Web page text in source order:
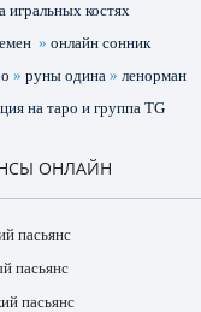
игральных костях
»онлайн сонник
»руны одина »ленорман
на таро и группа TG
ОНЛАЙН
пасьянс
пасьянс
пасьянс